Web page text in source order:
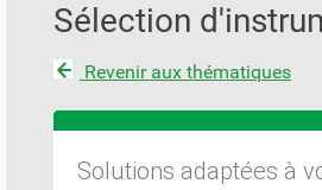
Sélection
Revenir aux thématiques
Solutions adaptées à